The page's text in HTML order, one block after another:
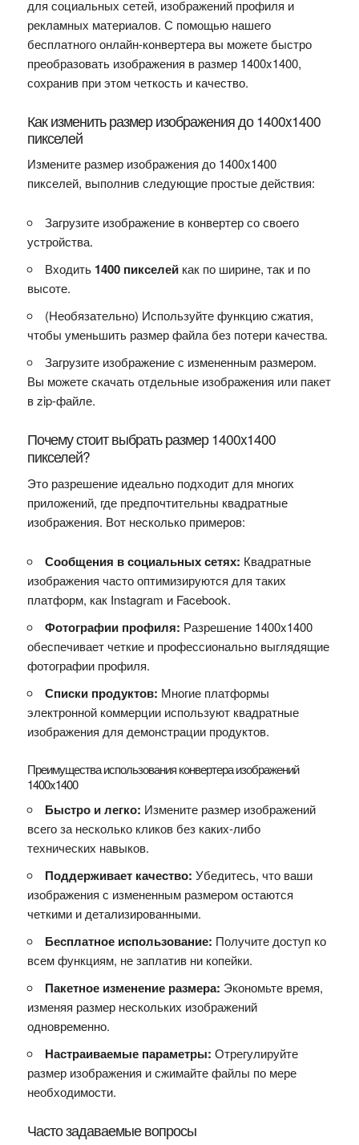
для социальных сетей, изображений профиля и
рекламных материалов. С помощью нашего
бесплатного онлайн-конвертера вы можете быстро
преобразовать изображения в размер 1400x1400,
сохранив при этом четкость и качество.
Как изменить размер изображения до 1400x1400
пикселей
Измените размер изображения до 1400x1400
пикселей, выполнив следующие простые действия:
Загрузите изображение в конвертер со своего
устройства.
Входить 1400 пикселей как по ширине, так и по
высоте.
(Необязательно) Используйте функцию сжатия,
чтобы уменьшить размер файла без потери качества.
Загрузите изображение с измененным размером.
Вы можете скачать отдельные изображения или пакет
в zip-файле.
Почему стоит выбрать размер 1400x1400
пикселей?
Это разрешение идеально подходит для многих
приложений, где предпочтительны квадратные
изображения. Вот несколько примеров:
Сообщения в социальных сетях: Квадратные
изображения часто оптимизируются для таких
платформ, как Instagram и Facebook.
Фотографии профиля: Разрешение 1400x1400
обеспечивает четкие и профессионально выглядящие
фотографии профиля.
Списки продуктов: Многие платформы
электронной коммерции используют квадратные
изображения для демонстрации продуктов.
Преимущества использования конвертера изображений
1400x1400
Быстро и легко: Измените размер изображений
всего за несколько кликов без каких-либо
технических навыков.
Поддерживает качество: Убедитесь, что ваши
изображения с измененным размером остаются
четкими и детализированными.
Бесплатное использование: Получите доступ ко
всем функциям, не заплатив ни копейки.
Пакетное изменение размера: Экономьте время,
изменяя размер нескольких изображений
одновременно.
Настраиваемые параметры: Отрегулируйте
размер изображения и сжимайте файлы по мере
необходимости.
Часто задаваемые вопросы